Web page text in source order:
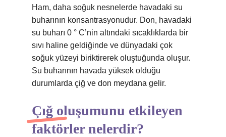
Ham, daha soğuk nesnelerde havadaki su
buharının konsantrasyonudur. Don, havadaki
su buharı 0 ° C’nin altındaki sıcaklıklarda bir
sıvı haline geldiğinde ve dünyadaki çok
soğuk yüzeyi biriktirerek oluştuğunda oluşur.
Su buharının havada yüksek olduğu
durumlarda çiğ ve don meydana gelir.
Çığ oluşumunu etkileyen
faktörler nelerdir?